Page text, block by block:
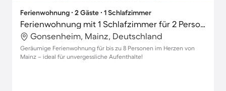
Ferienwohnung ∙ 2 Gäste ∙ 1 Schlafzimmer
Ferienwohnung mit 1 Schlafzimmer für 2 Personen
Gonsenheim, Mainz, Deutschland
Geräumige Ferienwohnung für bis zu 8 Personen im Herzen von
Mainz – ideal für unvergessliche Aufenthalte!